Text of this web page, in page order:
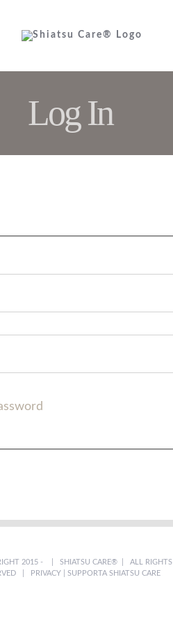
Log In
2015 -
| SHIATSU CARE® | ALL RIGHTS
|
PRIVACY |SUPPORTA SHIATSU CARE